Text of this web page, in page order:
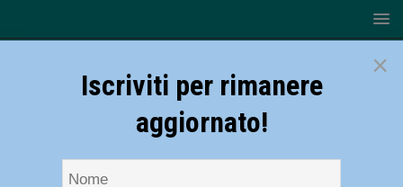
×
Iscriviti per rimanere
aggiornato!